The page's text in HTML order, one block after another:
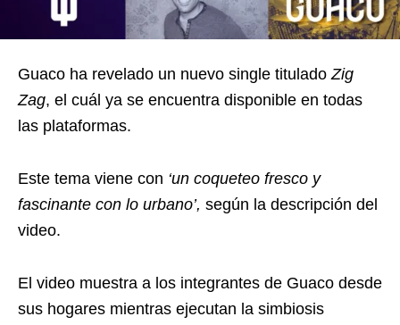
Guaco ha revelado un nuevo single tituladoZig
Zag, el cuál ya se encuentra disponible en todas
las plataformas.
Este tema viene con ‘un coqueteo fresco y
fascinante con lo urbano’, según la descripción del
video.
El video muestra a los integrantes de Guaco desde
sus hogares mientras ejecutan la simbiosis